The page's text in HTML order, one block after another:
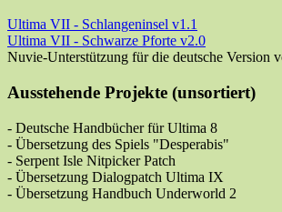
Ultima VII - Schlangeninsel v1.1
Ultima VII - Schwarze Pforte v2.0
Nuvie-Unterstützung für die deutsche Version
Ausstehende Projekte (unsortiert)
- Deutsche Handbücher für Ultima 8
- Übersetzung des Spiels "Desperabis"
- Serpent Isle Nitpicker Patch
- Übersetzung Dialogpatch Ultima IX
- Übersetzung Handbuch Underworld 2